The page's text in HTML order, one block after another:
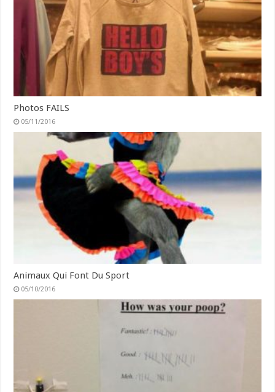
Photos FAILS
05/11/2016
Animaux Qui Font Du Sport
05/10/2016